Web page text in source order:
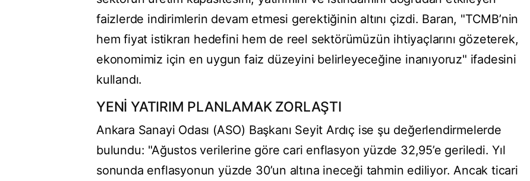
faizlerde indirimlerin devam etmesi gerektiğinin altını çizdi. Baran, "TCMB’nin
hem fiyat istikrarı hedefini hem de reel sektörümüzün ihtiyaçlarını gözeterek,
ekonomimiz için en uygun faiz düzeyini belirleyeceğine inanıyoruz" ifadesini
kullandı.
YENİ YATIRIM PLANLAMAK ZORLAŞTI
Ankara Sanayi Odası (ASO) Başkanı Seyit Ardıç ise şu değerlendirmelerde
bulundu: "Ağustos verilerine göre cari enflasyon yüzde 32,95’e geriledi. Yıl
sonunda enflasyonun yüzde 30’un altına ineceği tahmin ediliyor. Ancak ticari